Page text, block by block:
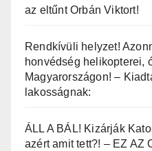
az eltűnt Orbán Viktort!
Rendkívüli helyzet!
honvédség helikopterei,
Magyarországon! –
lakosságnak:
ÁLL A BÁL! Kizárják
azért amit tett?! – EZ AZ